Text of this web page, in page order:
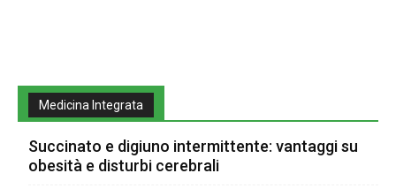
Medicina Integrata
Succinato e digiuno intermittente: vantaggi su
obesità e disturbi cerebrali